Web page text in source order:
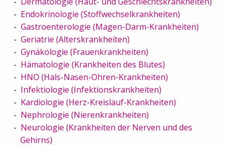
Endokrinologie (Stoffwechselkrankheiten)
Gastroenterologie (Magen-Darm-Krankheiten)
Geriatrie (Alterskrankheiten)
Gynäkologie (Frauenkrankheiten)
Hämatologie (Krankheiten des Blutes)
HNO (Hals-Nasen-Ohren-Krankheiten)
Infektiologie (Infektionskrankheiten)
Kardiologie (Herz-Kreislauf-Krankheiten)
Nephrologie (Nierenkrankheiten)
Neurologie (Krankheiten der Nerven und des
Gehirns)